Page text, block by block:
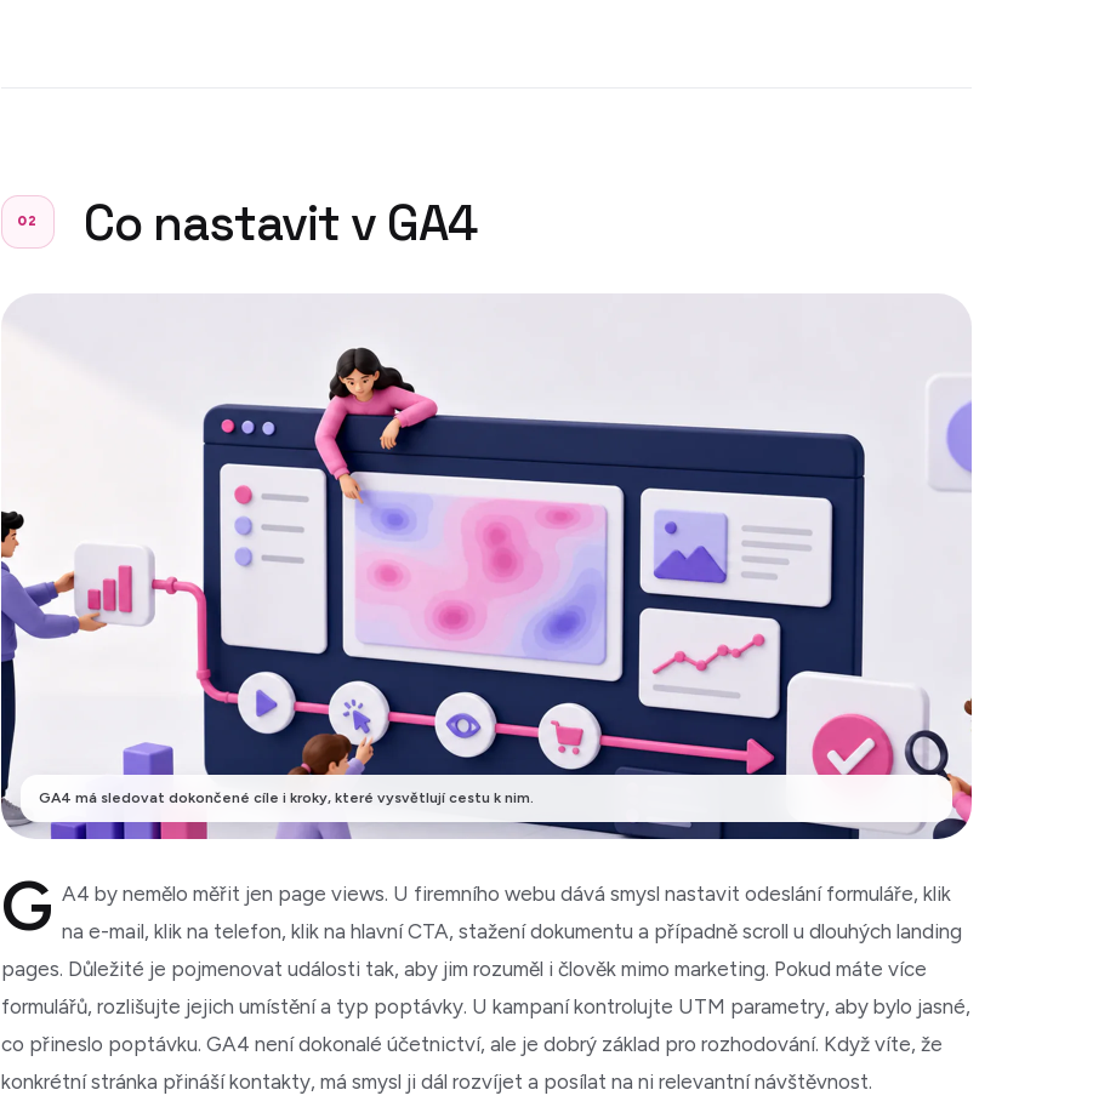
02 Co nastavit v GA4
GA4 má sledovat dokončené cíle i kroky, které vysvětlují cestu k nim.
G A4 by nemělo měřit jen page views. U firemního webu dává smysl nastavit odeslání formuláře, klik
na e-mail, klik na telefon, klik na hlavní CTA, stažení dokumentu a případně scroll u dlouhých landing
pages. Důležité je pojmenovat události tak, aby jim rozuměl i člověk mimo marketing. Pokud máte více
formulářů, rozlišujte jejich umístění a typ poptávky. U kampaní kontrolujte UTM parametry, aby bylo jasné,
co přineslo poptávku. GA4 není dokonalé účetnictví, ale je dobrý základ pro rozhodování. Když víte, že
konkrétní stránka přináší kontakty, má smysl ji dál rozvíjet a posílat na ni relevantní návštěvnost.